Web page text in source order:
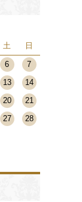
土 日
6
7
13
14
20
21
27
28